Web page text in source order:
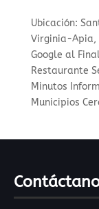
Ubicación:
Virginia-Apia,
Google al
Restaurante
Minutos
Municipios